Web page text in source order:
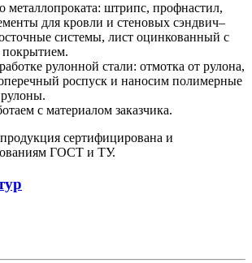
металлопроката: штрипс, профнастил,
для кровли и стеновых сэндвич–
системы, лист оцинкованный с
рулонной стали: отмотка от рулона,
роспуск и наносим полимерные
с материалом заказчика.
сертифицирована и
ГОСТ и ТУ.